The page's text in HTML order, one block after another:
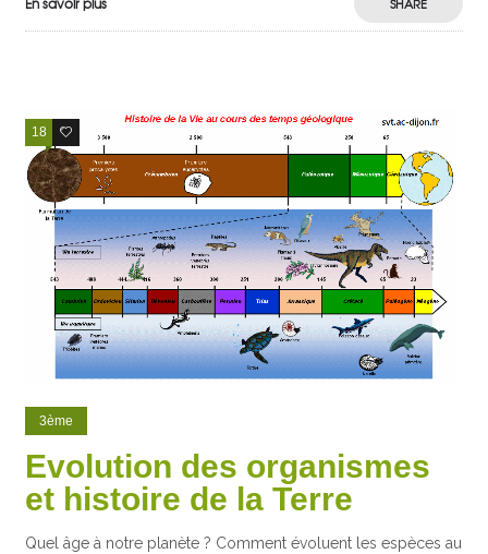
18 5
3ème
Evolution des organismes
et histoire de la Terre
Quel âge à notre planète ? Comment évoluent les espèces au